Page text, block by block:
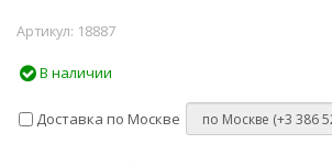
Артикул: 18887
В наличии
Доставка по Москве